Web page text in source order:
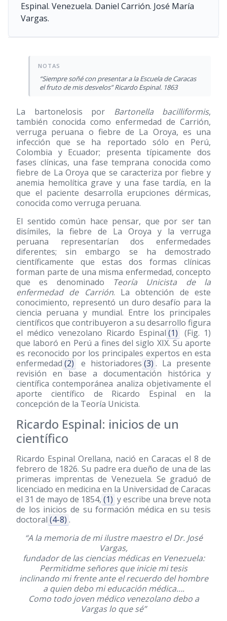
Espinal. Venezuela. Daniel Carrión. José María
Vargas.
“Siempre soñé con presentar a la Escuela de Caracas
el fruto de mis desvelos” Ricardo Espinal. 1863
La bartonelosis por Bartonella bacilliformis,
también conocida como enfermedad de Carrión,
verruga peruana o fiebre de La Oroya, es una
infección que se ha reportado sólo en Perú,
Colombia y Ecuador; presenta típicamente dos
fases clínicas, una fase temprana conocida como
fiebre de La Oroya que se caracteriza por fiebre y
anemia hemolítica grave y una fase tardía, en la
que el paciente desarrolla erupciones dérmicas,
conocida como verruga peruana.
El sentido común hace pensar, que por ser tan
disímiles, la fiebre de La Oroya y la verruga
peruana representarían dos enfermedades
diferentes; sin embargo se ha demostrado
científicamente que estas dos formas clínicas
forman parte de una misma enfermedad, concepto
que es denominado Teoría Unicista de la
enfermedad de Carrión. La obtención de este
conocimiento, representó un duro desafío para la
ciencia peruana y mundial. Entre los principales
científicos que contribuyeron a su desarrollo figura
el médico venezolano Ricardo Espinal (1)
(Fig. 1)
que laboró en Perú a fines del siglo XIX. Su aporte
es reconocido por los principales expertos en esta
enfermedad (2) e historiadores (3) . La presente
revisión en base a documentación histórica y
científica contemporánea analiza objetivamente el
aporte científico de Ricardo Espinal en la
concepción de la Teoría Unicista.
Ricardo Espinal: inicios de un
científico
Ricardo Espinal Orellana, nació en Caracas el 8 de
febrero de 1826. Su padre era dueño de una de las
primeras imprentas de Venezuela. Se graduó de
licenciado en medicina en la Universidad de Caracas
el 31 de mayo de 1854, (1) y escribe una breve nota
de los inicios de su formación médica en su tesis
doctoral (4-8) .
“A la memoria de mi ilustre maestro el Dr. José
Vargas,
fundador de las ciencias médicas en Venezuela:
Permitidme señores que inicie mi tesis
inclinando mi frente ante el recuerdo del hombre
a quien debo mi educación médica….
Como todo joven médico venezolano debo a
Vargas lo que sé”